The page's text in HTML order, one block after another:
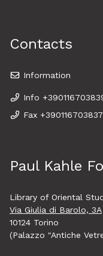
Contacts
Information
Info
Fax +390116703837
Paul Kahle
Library of Oriental
Via Giulia di Barolo, 3A
10124 Torino
(Palazzo "Antiche